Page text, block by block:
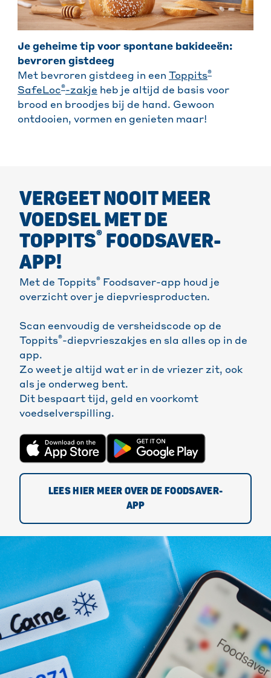
Je geheime tip voor spontane bakideeën:
bevroren gistdeeg
Met bevroren gistdeeg in een
Toppits®
SafeLoc®-zakje heb je altijd de basis voor
brood en broodjes bij de hand. Gewoon
ontdooien, vormen en genieten maar!
VERGEET NOOIT MEER
VOEDSEL MET DE
TOPPITS® FOODSAVER-
APP!
Met de Toppits® Foodsaver-app houd je
overzicht over je diepvriesproducten.
Scan eenvoudig de versheidscode op de
Toppits®-diepvrieszakjes en sla alles op in de
app.
Zo weet je altijd wat er in de vriezer zit, ook
als je onderweg bent.
Dit bespaart tijd, geld en voorkomt
voedselverspilling.
LEES HIER MEER OVER DE FOODSAVER-
APP